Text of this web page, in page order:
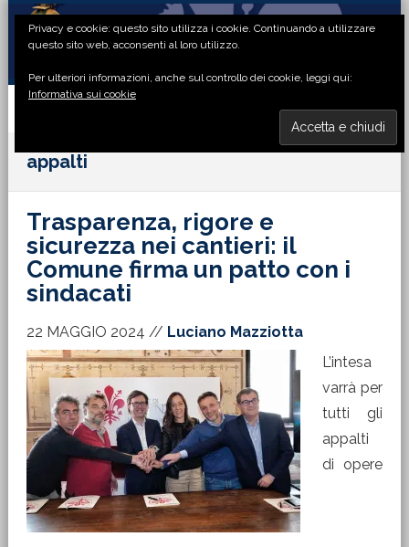
Passa
primaria
Passa
principale
Passa
laterale
Passa
di
appalti
Trasparenza, rigore e
sicurezza nei cantieri: il
Comune firma un patto con i
sindacati
22 MAGGIO 2024 // Luciano Mazziotta
L’intesa
varrà per
tutti gli
appalti
di opere
Privacy e cookie: questo sito utilizza i cookie. Continuando a utilizzare
questo sito web, acconsenti al loro utilizzo.
Per ulteriori informazioni, anche sul controllo dei cookie, leggi qui:
Informativa sui cookie